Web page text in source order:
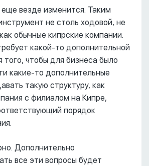
везде изменится. Таким
не столь ходовой, не
обычные кипрские компании.
какой-то дополнительной
того, чтобы для бизнеса было
какие-то дополнительные
такую структуру, как
с филиалом на Кипре,
порядок
Дополнительно
все эти вопросы будет